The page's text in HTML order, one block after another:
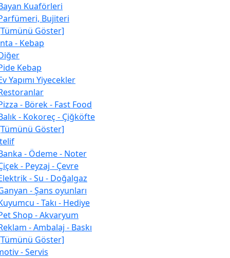
Kuaförleri
Bujiteri
Göster]
- Kebap
Kebap
Yapımı Yiyecekler
- Börek - Fast Food
- Kokoreç - Çiğköfte
Göster]
- Ödeme - Noter
- Peyzaj - Çevre
- Su - Doğalgaz
- Şans oyunları
- Takı - Hediye
Shop - Akvaryum
- Ambalaj - Baskı
Göster]
- Servis